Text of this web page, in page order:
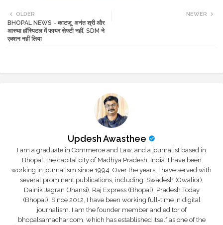
tte
NEWER
OLDER
BHOPAL NEWS - काटजू, अनंत श्री और
आस्था हॉस्पिटल में फायर सेफ्टी नहीं, SDM ने
एक्शन नहीं लिया
Updesh Awasthee
I am a graduate in Commerce and Law, and a journalist based in
Bhopal, the capital city of Madhya Pradesh, India. I have been
working in journalism since 1994. Over the years, I have served with
several prominent publications, including: Swadesh (Gwalior),
Dainik Jagran (Jhansi), Raj Express (Bhopal), Pradesh Today
(Bhopal); Since 2012, I have been working full-time in digital
journalism. I am the founder member and editor of
bhopalsamachar.com, which has established itself as one of the